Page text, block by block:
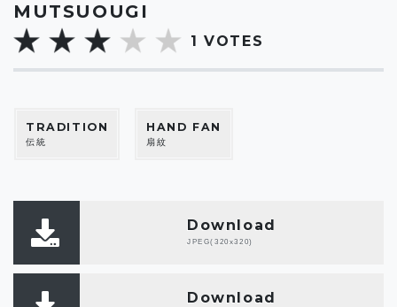
MUTSUOUGI
1 VOTES
TRADITION
伝統
HAND FAN
扇紋
Download
JPEG(320x320)
Download